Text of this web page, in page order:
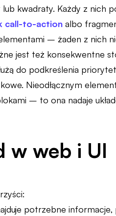
kwadraty. Każdy z nich
call-to-action albo
– żaden z nich
jest też konsekwentne
do podkreślenia
Nieodłącznym
– to ona nadaje
w web i UI
potrzebne informacje,